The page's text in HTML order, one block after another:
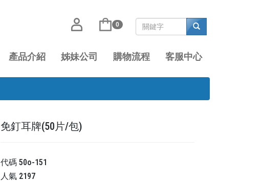
0
產品介紹 姊妹公司 購物流程 客服中心
免釘耳牌(50片/包)
代碼50o-151
人氣 2197